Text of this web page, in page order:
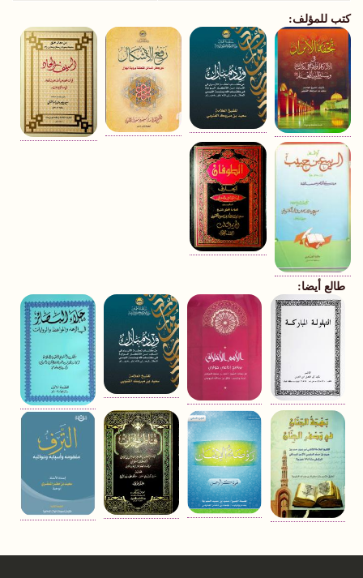
كتب للمؤلف:
طالع أيضا